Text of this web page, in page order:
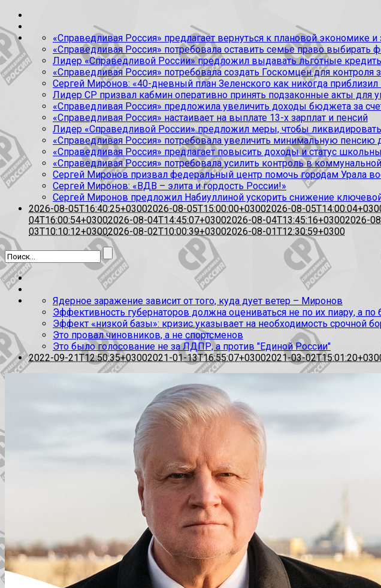
«Справедливая Россия» предлагает вернуться к плановой экономике и
«Справедливая Россия» потребовала оставить семье право выбирать
Лидер «Справедливой России» предложил выдавать льготные
«Справедливая Россия» потребовала создать Госкомцен для контроля
Сергей Миронов: «40-дневный план Зеленского как никогда приблизил
Лидер СР призвал кабмин оперативно принять подзаконные акты для
«Справедливая Россия» предложила увеличить доходы бюджета за
«Справедливая Россия» настаивает на выплате 13-х зарплат и пенсий
Лидер «Справедливой России» предложил меры, чтобы
«Справедливая Россия» потребовала увеличить минимальную пенсию
«Справедливая Россия» предлагает повысить доходы и статус
«Справедливая Россия» потребовала усилить контроль в
Сергей Миронов призвал федеральный центр помочь городам Урала
Сергей Миронов: «ВДВ – элита и гордость России!»
Сергей Миронов предложил Набиуллиной ускорить снижение
2026-08-05T16:40:25+03002026-08-05T15:00:00+03002026-08-
04T16:00:54+03002026-08-04T14:45:07+03002026-08-04T13:45:16+03002026-
03T10:10:12+03002026-08-02T10:00:39+03002026-08-01T12:30:59+0300
Ядерное заражение зависит от того, куда дует ветер – Миронов
Эффективность губернаторов должна оцениваться не по их пиару, а
Эффект «низкой базы»: кризис указывает на необходимость срочной
Это провал чиновников, а не спортсменов
Это было голосование не за ЛДПР, а против "Единой России"
2022-09-21T12:50:35+03002021-01-13T16:55:07+03002021-03-